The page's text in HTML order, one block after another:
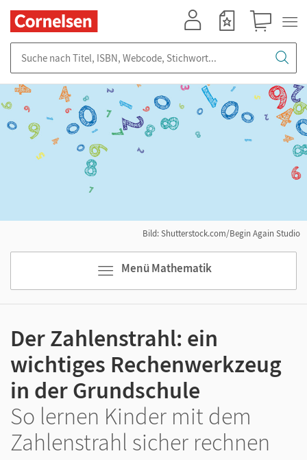
Menü Mathematik
Bild: Shutterstock.com/Begin Again Studio
Der Zahlenstrahl: ein
wichtiges Rechenwerkzeug
in der Grundschule
So lernen Kinder mit dem
Zahlenstrahl sicher rechnen